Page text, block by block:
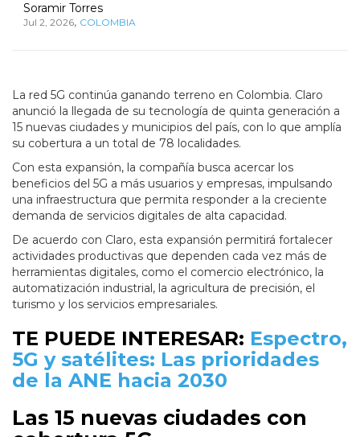
Soramir Torres
Jul 2, 2026, COLOMBIA
La red 5G continúa ganando terreno en Colombia. Claro
anunció la llegada de su tecnología de quinta generación a
15 nuevas ciudades y municipios del país, con lo que amplía
su cobertura a un total de 78 localidades.
Con esta expansión, la compañía busca acercar los
beneficios del 5G a más usuarios y empresas, impulsando
una infraestructura que permita responder a la creciente
demanda de servicios digitales de alta capacidad.
De acuerdo con Claro, esta expansión permitirá fortalecer
actividades productivas que dependen cada vez más de
herramientas digitales, como el comercio electrónico, la
automatización industrial, la agricultura de precisión, el
turismo y los servicios empresariales.
TE PUEDE INTERESAR: Espectro,
5G y satélites: Las prioridades
de la ANE hacia 2030
Las 15 nuevas ciudades con